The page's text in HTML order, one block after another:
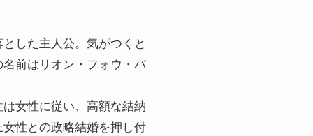
した主人公。気がつくと
前はリオン・フォウ・バ
女性に従い、高額な結納
性との政略結婚を押し付